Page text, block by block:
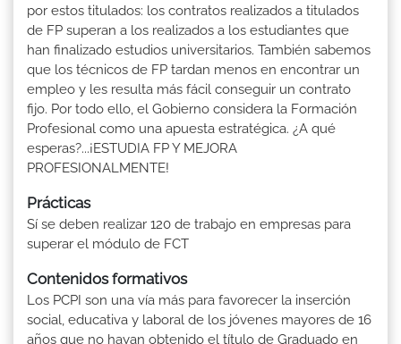
por estos titulados: los contratos realizados a titulados
de FP superan a los realizados a los estudiantes que
han finalizado estudios universitarios. También sabemos
que los técnicos de FP tardan menos en encontrar un
empleo y les resulta más fácil conseguir un contrato
fijo. Por todo ello, el Gobierno considera la Formación
Profesional como una apuesta estratégica. ¿A qué
esperas?...¡ESTUDIA FP Y MEJORA
PROFESIONALMENTE!
Prácticas
Sí se deben realizar 120 de trabajo en empresas para
superar el módulo de FCT
Contenidos formativos
Los PCPI son una vía más para favorecer la inserción
social, educativa y laboral de los jóvenes mayores de 16
años que no hayan obtenido el título de Graduado en